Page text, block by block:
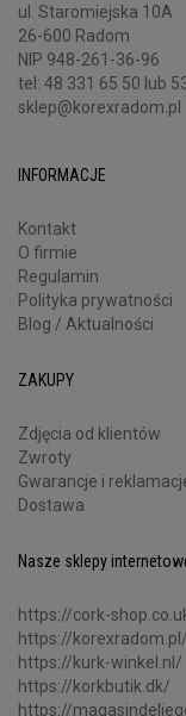
ul. Staromiejska 10A
26-600 Radom
NIP 948-261-36-96
tel: 48 331 65 50 lub
sklep@korexradom.pl
INFORMACJE
Kontakt
O firmie
Regulamin
Polityka prywatności
Blog / Aktualności
ZAKUPY
Zdjęcia od klientów
Zwroty
Gwarancje i
Dostawa
Nasze sklepy
https://cork-
https://korexradom.pl/
https://kurk-winkel.nl/
https://korkbutik.dk/
https://